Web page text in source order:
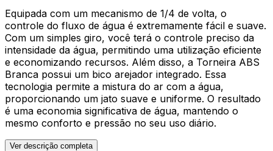
Equipada com um mecanismo de 1/4 de volta, o
controle do fluxo de água é extremamente fácil e suave.
Com um simples giro, você terá o controle preciso da
intensidade da água, permitindo uma utilização eficiente
e economizando recursos. Além disso, a Torneira ABS
Branca possui um bico arejador integrado. Essa
tecnologia permite a mistura do ar com a água,
proporcionando um jato suave e uniforme. O resultado
é uma economia significativa de água, mantendo o
mesmo conforto e pressão no seu uso diário.
Ver descrição completa